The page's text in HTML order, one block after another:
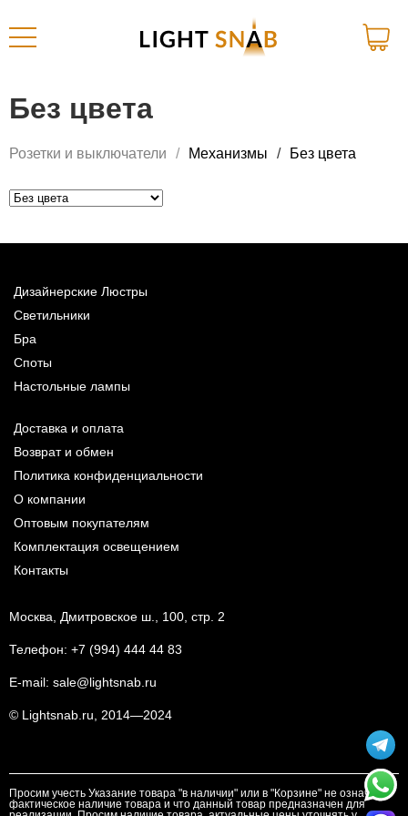
Без цвета
Розетки и выключатели Механизмы Без цвета
Дизайнерские Люстры
Светильники
Бра
Споты
Настольные лампы
Доставка и оплата
Возврат и обмен
Политика конфиденциальности
О компании
Оптовым покупателям
Комплектация освещением
Контакты
Москва, Дмитровское ш., 100, стр. 2
Телефон: +7 (994) 444 44 83
E-mail: sale@lightsnab.ru
© Lightsnab.ru, 2014—2024
Просим учесть Указание товара "в наличии" или в "Корзине" не означает
фактическое наличие товара и что данный товар предназначен для